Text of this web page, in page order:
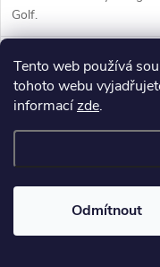
Tento web používá
tohoto webu
informacízde.
Odmítnout
Golf.
Výhodná Nabídka
16
♥Oblíbené 0